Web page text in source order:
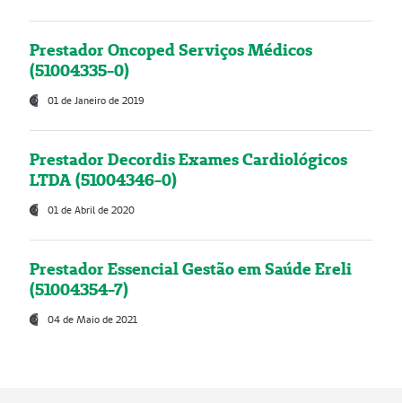
Prestador Oncoped Serviços Médicos
(51004335-0)
01 de Janeiro de 2019
Prestador Decordis Exames Cardiológicos
LTDA (51004346-0)
01 de Abril de 2020
Prestador Essencial Gestão em Saúde Ereli
(51004354-7)
04 de Maio de 2021